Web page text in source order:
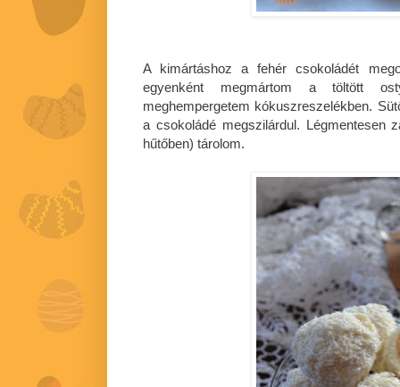
A kimártáshoz a fehér csokoládét
egyenként megmártom a töltött
meghempergetem kókuszreszelékben.
a csokoládé megszilárdul. Légmentesen
hűtőben) tárolom.